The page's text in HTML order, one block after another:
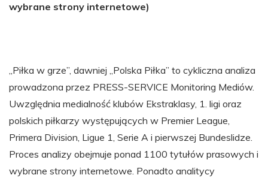
wybrane strony internetowe)
„Piłka w grze”, dawniej „Polska Piłka” to cykliczna analiza
prowadzona przez PRESS-SERVICE Monitoring Mediów.
Uwzględnia medialność klubów Ekstraklasy, 1. ligi oraz
polskich piłkarzy występujących w Premier League,
Primera Division, Ligue 1, Serie A i pierwszej Bundeslidze.
Proces analizy obejmuje ponad 1100 tytułów prasowych i
wybrane strony internetowe. Ponadto analitycy